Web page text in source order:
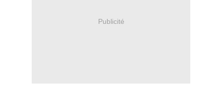
Publicité